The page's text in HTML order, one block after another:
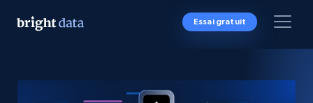
Essai gratuit